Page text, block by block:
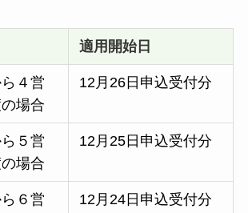
適用開始日
４営
場合
12月26日申込受付分
５営
場合
12月25日申込受付分
６営
12月24日申込受付分